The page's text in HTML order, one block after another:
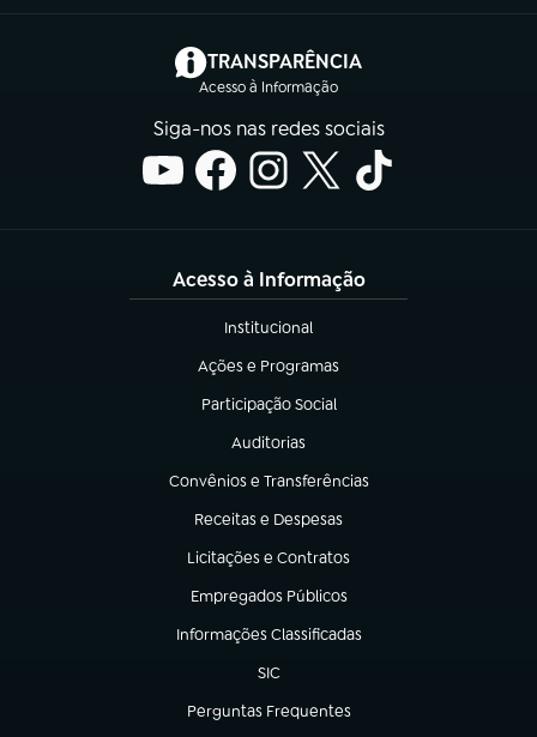
TRANSPARÊNCIA
Acesso à Informação
(abre em nova aba)
Siga-nos nas redes sociais
Acesso à Informação
Institucional
(abre em nova aba)
Ações e Programas
(abre em nova aba)
Participação Social
(abre em nova aba)
Auditorias
(abre em nova aba)
Convênios e Transferências
(abre em nova aba)
Receitas e Despesas
(abre em nova aba)
Licitações e Contratos
(abre em nova aba)
Empregados Públicos
(abre em nova aba)
Informações Classificadas
(abre em nova aba)
SIC
(abre em nova aba)
Perguntas Frequentes
(abre em nova aba)